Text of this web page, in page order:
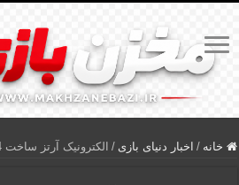
خانه / اخبار دنیای بازی / الکترونیک آرتز ساخت Dead Space 4 را رد کرده است